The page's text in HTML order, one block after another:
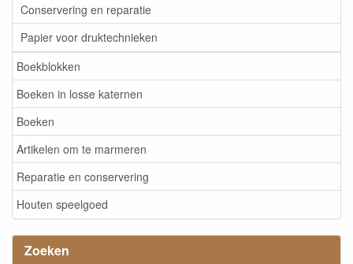
Conservering en reparatie
Papier voor druktechnieken
Boekblokken
Boeken in losse katernen
Boeken
Artikelen om te marmeren
Reparatie en conservering
Houten speelgoed
Zoeken